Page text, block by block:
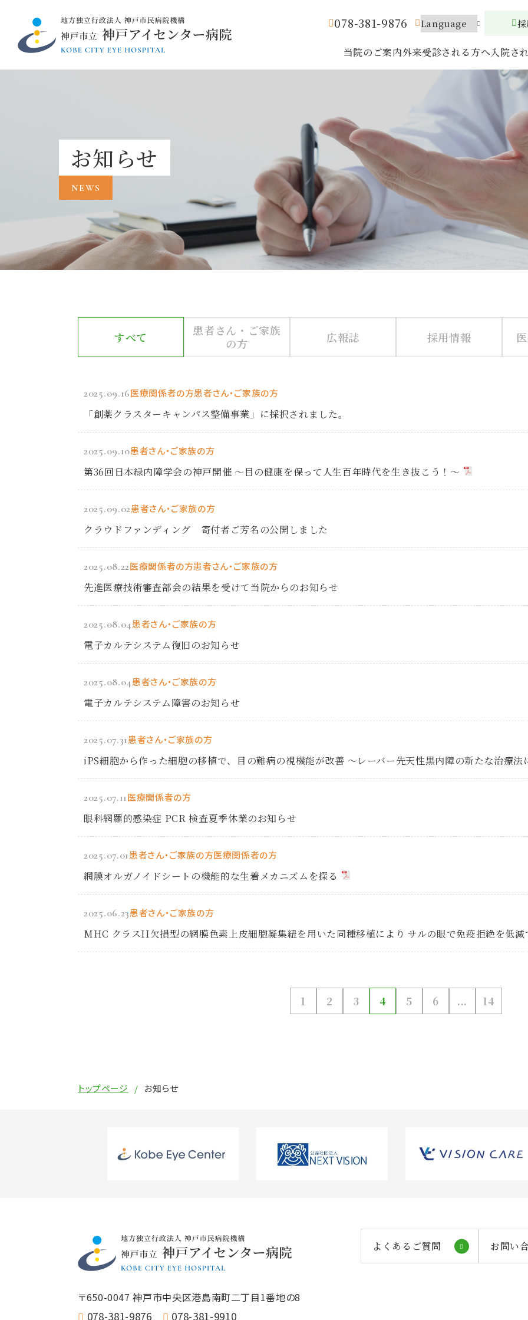
078-381-9876
当院のご案内外来受診される方へ入院さ
お知らせ
NEWS
すべて
患者さん・ご家族
の方
広報誌 採用情報
2025.09.16医療関係者の方患者さん・ご家族の方
「創薬クラスターキャンパス整備事業」に採択されました。
2025.09.10患者さん・ご家族の方
第36回日本緑内障学会の神戸開催 ～目の健康を保って人生百年時代を生き抜こう！～
2025.09.02患者さん・ご家族の方
クラウドファンディング 寄付者ご芳名の公開しました
2025.08.22医療関係者の方患者さん・ご家族の方
先進医療技術審査部会の結果を受けて当院からのお知らせ
2025.08.04患者さん・ご家族の方
電子カルテシステム復旧のお知らせ
2025.08.04患者さん・ご家族の方
電子カルテシステム障害のお知らせ
2025.07.31患者さん・ご家族の方
iPS細胞から作った細胞の移植で、目の難病の視機能が改善 ～レーバー先天性黒内障の新たな治療法
2025.07.11医療関係者の方
眼科網羅的感染症 PCR 検査夏季休業のお知らせ
2025.07.01患者さん・ご家族の方医療関係者の方
網膜オルガノイドシートの機能的な生着メカニズムを探る
2025.06.23患者さん・ご家族の方
MHC クラスII欠損型の網膜色素上皮細胞凝集紐を用いた同種移植により サルの眼で免疫拒絶を低
1 2 3 4 5 6 ... 14
トップページ お知らせ
〒650-0047神戸市中央区港島南町二丁目1番地の8
078-381-9876 078-381-9910
よくあるご質問 お問い